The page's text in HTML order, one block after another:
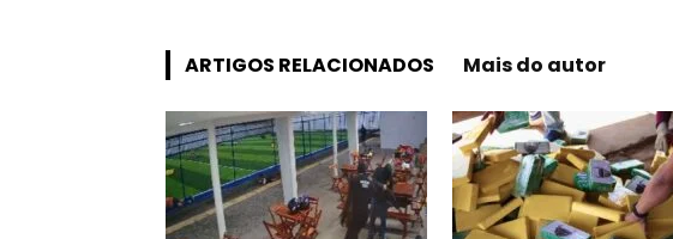
ARTIGOS RELACIONADOS Mais do autor